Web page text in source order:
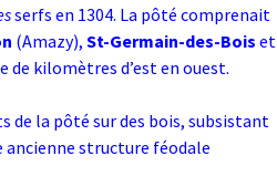
serfs en 1304. La pôté comprenait
(Amazy), St-Germain-des-Bois et
de kilomètres d’est en ouest.
de la pôté sur des bois, subsistant
ancienne structure féodale